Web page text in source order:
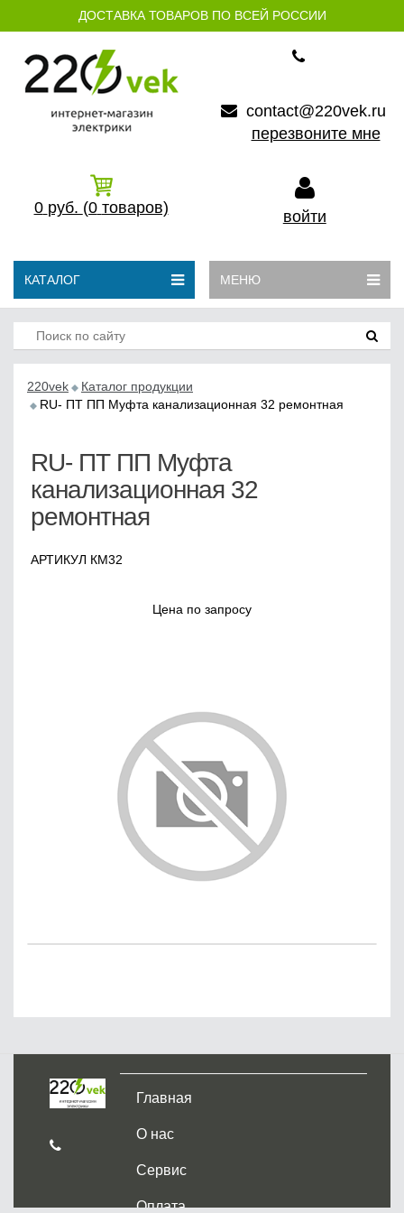
ДОСТАВКА ТОВАРОВ ПО ВСЕЙ РОССИИ
contact@220vek.ru
перезвоните мне
0 руб. (0 товаров) войти
КАТАЛОГ МЕНЮ
220vek
Каталог продукции
RU- ПТ ПП Муфта канализационная 32 ремонтная
RU- ПТ ПП Муфта
канализационная 32
ремонтная
АРТИКУЛ КМ32
Цена по запросу
Главная
О нас
Сервис
Оплата